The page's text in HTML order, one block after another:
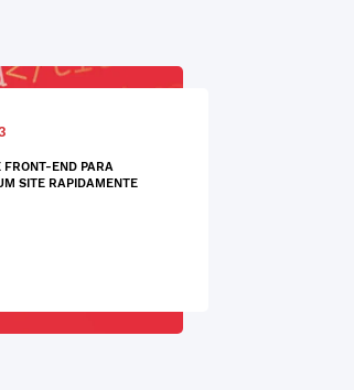
FRONT-END PARA
SITE RAPIDAMENTE